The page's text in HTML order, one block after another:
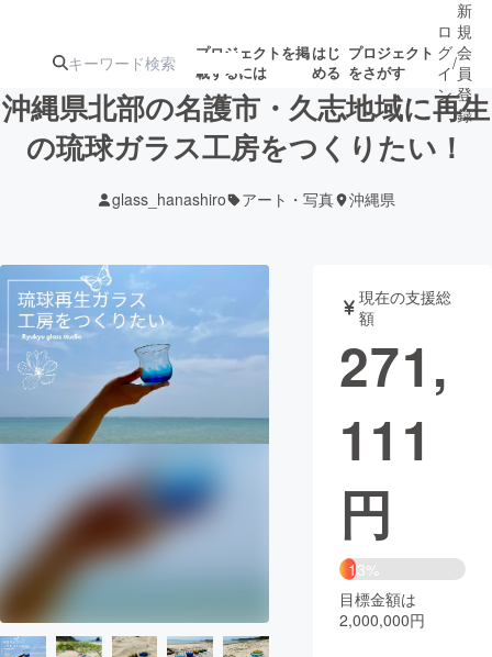
プロジェクトを掲
載するには
はじ
める
プロジェクト
をさがす
ターン
ジェクト
募集終了が近いプ
ロジェクト
されます
アート・写真 音楽
テクノロジー・ガジェット ゲーム・サ
映像・映画
ビジネス・起業
まちづくり・地域活性化
CAMPFIRE Creation
CAMPFIREふるさと納税machi-ya コミュニティ
ロ
グ
イ
ン
/
新
規
会
員
登
録
沖縄県北部の名護市・久志地域に再生
の琉球ガラス工房をつくりたい！
glass_hanashiro アート・写真 沖縄県
現在の支援総
額
271,
111
円
13%
目標金額は
2,000,000円